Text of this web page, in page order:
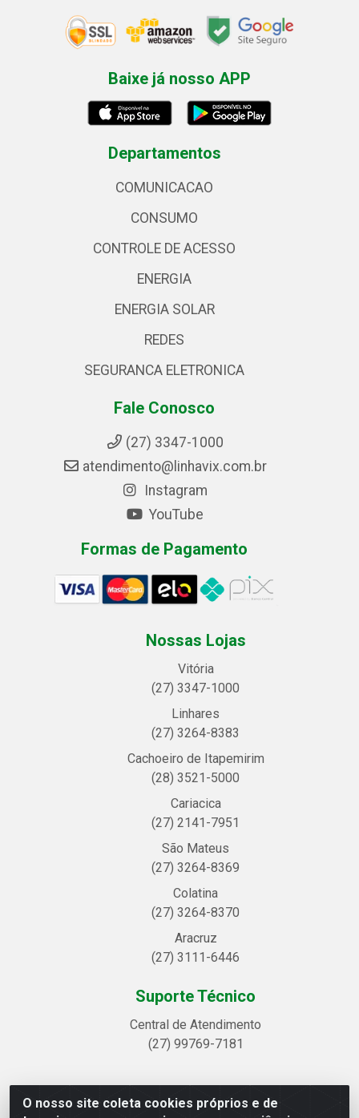
O nosso site coleta cookies próprios e de
Baixe já nosso APP
Departamentos
COMUNICACAO
CONSUMO
CONTROLE DE ACESSO
ENERGIA
ENERGIA SOLAR
REDES
SEGURANCA ELETRONICA
Fale Conosco
(27) 3347-1000
atendimento@linhavix.com.br
Instagram
YouTube
Formas de Pagamento
Nossas Lojas
Vitória
(27) 3347-1000
Linhares
(27) 3264-8383
Cachoeiro de Itapemirim
(28) 3521-5000
Cariacica
(27) 2141-7951
São Mateus
(27) 3264-8369
Colatina
(27) 3264-8370
Aracruz
(27) 3111-6446
Suporte Técnico
Central de Atendimento
(27) 99769-7181
Linhavix Distribuidora LTDA - Avenida Alegre, 2521 -